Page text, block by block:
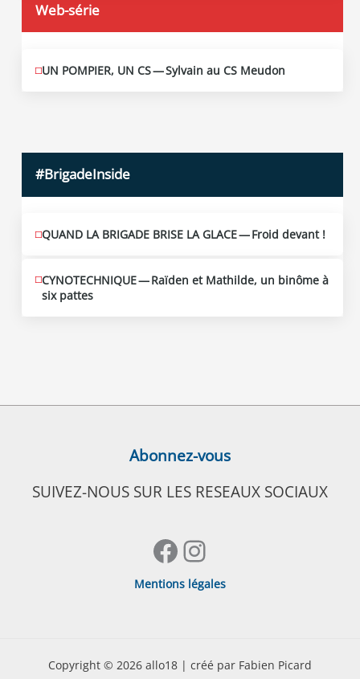
Web-série
MAI
10
UN POMPIER, UN CS — Sylvain au CS Meudon
#BrigadeInside
QUAND LA BRIGADE BRISE LA GLACE — Froid devant !
CYNOTECHNIQUE — Raïden et Mathilde, un binôme à
six pattes
Abonnez-vous
SUIVEZ-NOUS SUR LES RESEAUX SOCIAUX
Facebook
Instagram
Mentions légales
Copyright © 2026 allo18 | créé par Fabien Picard